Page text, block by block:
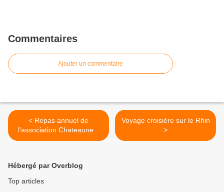
Commentaires
Ajouter un commentaire
< Repas annuel de
l'association Chateauneuf
Accueil
Voyage croisière sur le Rhin
>
Hébergé par Overblog
Top articles